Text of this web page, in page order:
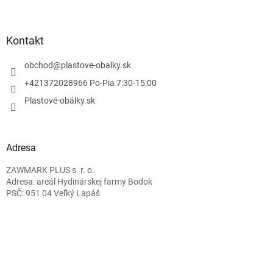
Kontakt
obchod@plastove-obalky.sk
+421372028966 Po-Pia 7:30-15:00
Plastové-obálky.sk
Adresa
ZAWMARK PLUS s. r. o.
Adresa: areál Hydinárskej farmy Bodok
PSČ: 951 04 Veľký Lapáš